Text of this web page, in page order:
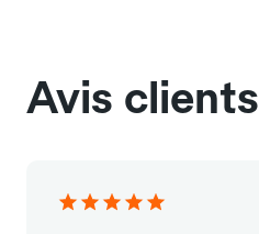
Avis clients